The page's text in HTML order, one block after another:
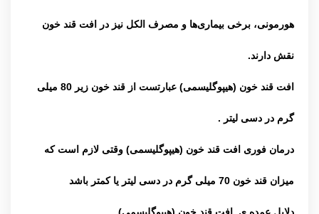
هورمونی، برخی بیماری‌ها و مصرف الکل نیز در افت قند خون
نقش دارند.
افت قند خون (هیپوگلیسمی) عبارتست از قند خون زیر 80 میلی
گرم در دسی لیتر .
درمان فوری افت قند خون (هیپوگلیسمی) وقتی لازم است که
میزان قند خون 70 میلی گرم در دسی لیتر یا کمتر باشد